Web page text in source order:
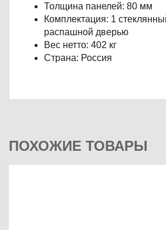
Толщина панелей: 80 мм
Комплектация: 1
распашной дверью
Вес нетто: 402 кг
Страна: Россия
ПОХОЖИЕ ТОВАРЫ